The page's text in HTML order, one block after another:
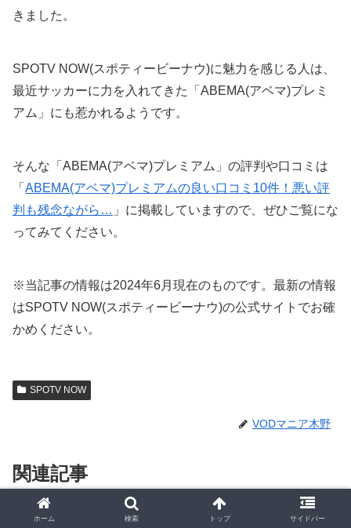
きました。
SPOTV NOW(スポティービーナウ)に魅力を感じる人は、
最近サッカーに力を入れてきた「ABEMA(アベマ)プレミ
アム」にも惹かれるようです。
そんな「ABEMA(アベマ)プレミアム」の評判や口コミは
「 ABEMA(アベマ)プレミアムの良い口コミ10件！悪い評
判も残念ながら… 」に掲載していますので、ぜひご覧にな
ってみてください。
※当記事の情報は2024年6月現在のものです。最新の情報
はSPOTV NOW(スポティービーナウ)の公式サイトでお確
かめください。
SPOTV NOW
VODマニア木野
関連記事
SPOTV NOW SPOTV NOW
ホーム 検索 トップ サイドバー